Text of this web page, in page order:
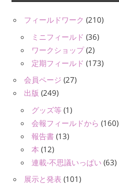
フィールドワーク (210)
ミニフィールド (36)
ワークショップ(2)
定期フィールド (173)
会員ページ (27)
出版 (249)
グッズ等 (1)
会報フィールドから (160)
報告書 (13)
本 (12)
連載-不思議いっぱい (63)
展示と発表 (101)